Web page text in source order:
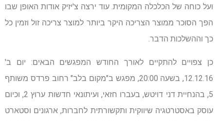
ועל כוחה של הכלכלה המקומית. עוד ירצה צ'יזיק אודות האופן שבו
הפך הסוכר ממוצר הצריכה היקר ביותר למוצר צריכה זול וזמין כל
כך וההשלכות הדבר.
כן צפויים להתקיים לאורך החודש המפגשים הבאים: יום ב'
12.12.16, בשעה 20:00, מפגש ב"מקום בלב" רחוב פרדס משותף
5, בהנחיית דני דויטש, בעברו חזאי, ועיתונאי חדשות ערוץ 2, וכיום
עוסק באסטרטגיה שיווקית ותקשורתית לחברות, ארגונים וסטארט